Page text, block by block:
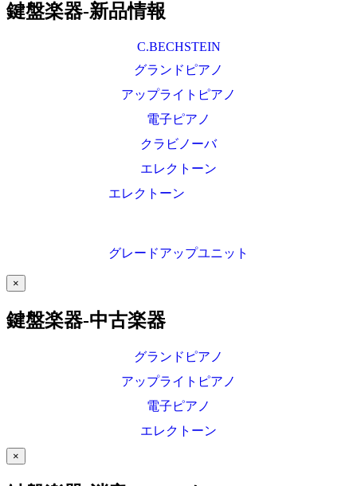
鍵盤楽器-新品情報
C.BECHSTEIN
グランドピアノ
アップライトピアノ
電子ピアノ
クラビノーバ
エレクトーン
エレクトーン
グレードアップユニット
×
鍵盤楽器-中古楽器
グランドピアノ
アップライトピアノ
電子ピアノ
エレクトーン
×